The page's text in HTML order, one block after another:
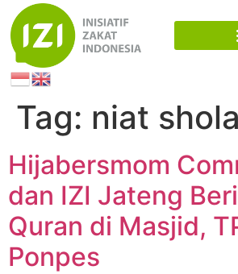
Tag: niat
Hijabersmom
dan IZI Jateng
Quran di Masjid,
Ponpes